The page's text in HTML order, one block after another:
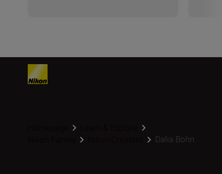
Dalia Bohn